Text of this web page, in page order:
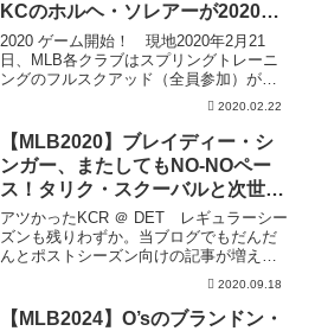
KCのホルヘ・ソレアーが2020年
MLB初HR！
2020 ゲーム開始！ 現地2020年2月21
日、MLB各クラブはスプリングトレーニ
ングのフルスクアッド（全員参加）が
2020.02.22
【MLB2020】ブレイディー・シ
ンガー、またしてもNO-NOペー
ス！タリク・スクーバルと次世代
名勝負を展開
アツかったKCR ＠ DET レギュラーシー
ズンも残りわずか。当ブログでもだんだ
んとポストシーズン向けの記事が増えて
2020.09.18
【MLB2024】O’sのブランドン・